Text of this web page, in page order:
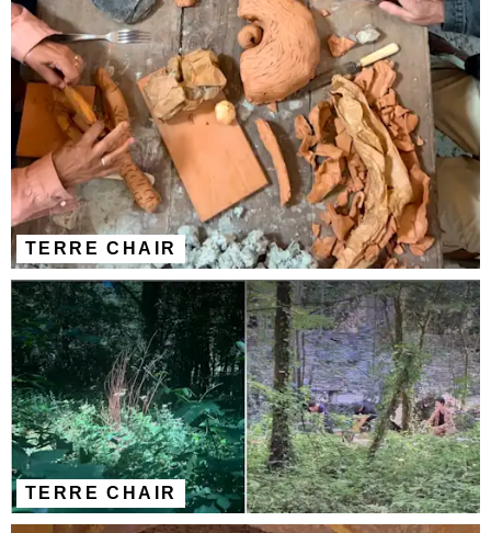
TERRE CHAIR
TERRE CHAIR